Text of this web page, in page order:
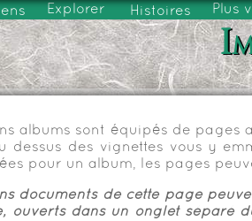
Explorer Histoires Plus
albums sont équipés de pages
dessus des vignettes vous y
pour un album, les pages
documents de cette page
ouverts dans un onglet séparé